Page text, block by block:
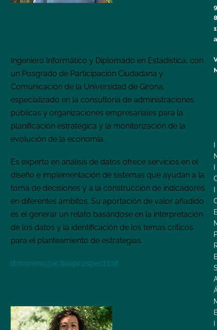
Ingeniero Informático y Diplomado en Estadística, con
un Posgrado de Participación Ciudadana y
Comunicación de la Universidad de Girona,
especializado en la consultoría de administraciones
públicas y organizaciones empresariales para la
planificación estratégica y la monitorización de la
evolución de la economía.
Es experto en análisis de datos ofrece servicios en el
diseño e implementación de sistemas que ayudan a la
toma de decisiones y a la construcción de indicadores
en diferentes ámbitos. Su aportación de valor añadido
es el generar un relato basándose en la interpretación
de los datos y la identificación de los temas críticos
para el planteamiento de estrategias.
d.moreno@activaprospect.cat